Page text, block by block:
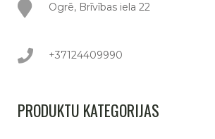
Ogrē, Brīvības iela 22
+37124409990
PRODUKTU KATEGORIJAS